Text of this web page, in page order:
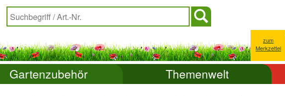
zum
Merkzettel
Gartenzubehör Themenwelt